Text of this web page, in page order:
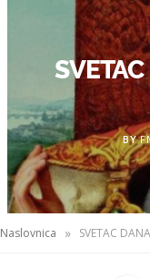
BY
Naslovnica » SVETAC